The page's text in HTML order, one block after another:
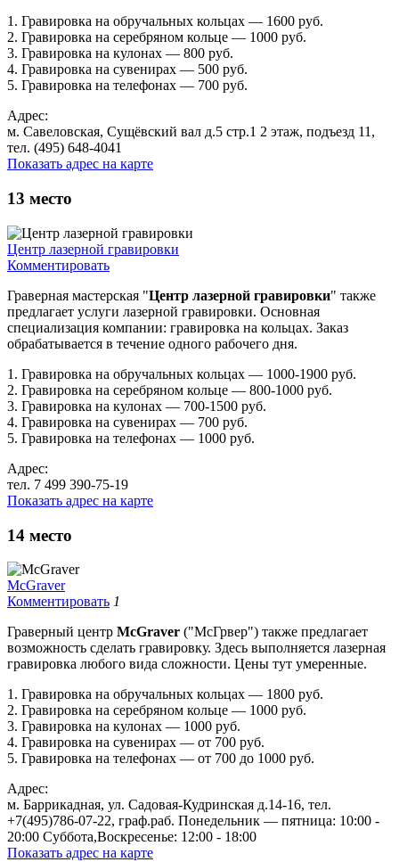
1. Гравировка на обручальных кольцах — 1600 руб.
2. Гравировка на серебряном кольце — 1000 руб.
3. Гравировка на кулонах — 800 руб.
4. Гравировка на сувенирах — 500 руб.
5. Гравировка на телефонах — 700 руб.
Адрес:
м. Савеловская, Сущёвский вал д.5 стр.1 2 этаж, подъезд 11,
тел. (495) 648-4041
Показать адрес на карте
13 место
Центр лазерной гравировки
Комментировать
Граверная мастерская "Центр лазерной гравировки" также
предлагает услуги лазерной гравировки. Основная
специализация компании: гравировка на кольцах. Заказ
обрабатывается в течение одного рабочего дня.
1. Гравировка на обручальных кольцах — 1000-1900 руб.
2. Гравировка на серебряном кольце — 800-1000 руб.
3. Гравировка на кулонах — 700-1500 руб.
4. Гравировка на сувенирах — 700 руб.
5. Гравировка на телефонах — 1000 руб.
Адрес:
тел. 7 499 390-75-19
Показать адрес на карте
14 место
McGraver
Комментировать 1
Граверный центр McGraver ("МсГрвер") также предлагает
возможность сделать гравировку. Здесь выполняется лазерная
гравировка любого вида сложности. Цены тут умеренные.
1. Гравировка на обручальных кольцах — 1800 руб.
2. Гравировка на серебряном кольце — 1000 руб.
3. Гравировка на кулонах — 1000 руб.
4. Гравировка на сувенирах — от 700 руб.
5. Гравировка на телефонах — от 700 до 1000 руб.
Адрес:
м. Баррикадная, ул. Садовая-Кудринская д.14-16, тел.
+7(495)786-07-22, граф.раб. Понедельник — пятница: 10:00 -
20:00 Суббота,Воскресенье: 12:00 - 18:00
Показать адрес на карте